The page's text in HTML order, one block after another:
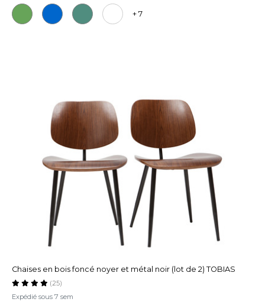
+ 7
Chaises en bois foncé noyer et métal noir (lot de 2) TOBIAS
Expédié sous 7 sem
(25)